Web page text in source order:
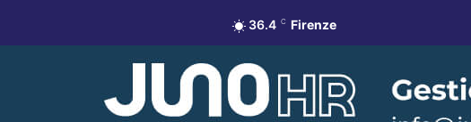
36.4 C Firenze